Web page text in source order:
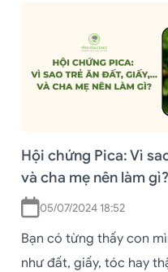
Hội chứng Pica: Vì
và cha mẹ nên làm gì?
05/07/2024 18:52
Bạn có từng thấy con
như đất, giấy, tóc hay